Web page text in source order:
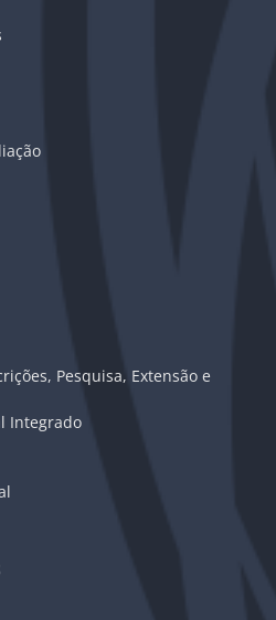
Pesquisa, Extensão e
Integrado